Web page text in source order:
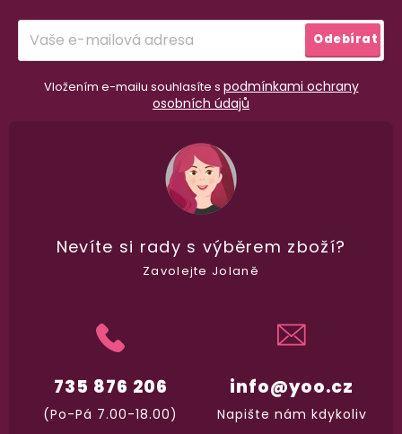
100% diskrétní balení
Nikdo nepozná, co jste si objednali. Mrkněte,
vypadá balíček.
Dodání do 2. dne
Na rychlosti záleží! Vše důležité máme
a okamžitě odesíláme.
Vložením e-mailu souhlasíte s podmínkami ochrany
osobních údajů
Přihlásit
se
Odebírat
info@yoo.cz
Napište nám kdykoliv
735 876 206
(Po-Pá 7.00-18.00)
Nevíte si rady s výběrem zboží?
Zavolejte Jolaně